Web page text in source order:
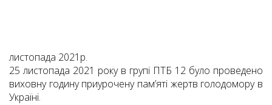
листопада 2021р.
25 листопада 2021 року в групі ПТБ 12 було проведено
виховну годину приурочену пам’яті жертв голодомору в
Україні.